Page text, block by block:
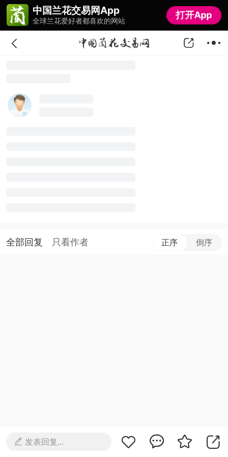
中国兰花交易网App
全球兰花爱好者都喜欢的网站
打开App
中国兰花交易网App
全球兰花爱好者都喜欢的网站
打开App
全部回复 只看作者 正序 倒序
发表回复...